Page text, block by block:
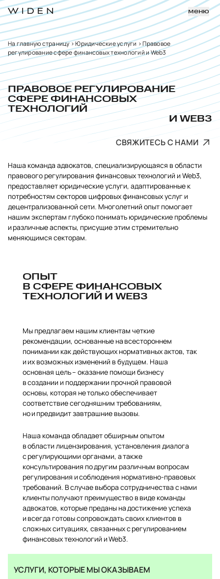
меню
На главную страницу>Юридические услуги >Правовое
регулирование сфере финансовых технологий и Web3
ПРАВОВОЕ РЕГУЛИРОВАНИЕ
СФЕРЕ ФИНАНСОВЫХ
ТЕХНОЛОГИЙ
И WEB3
СВЯЖИТЕСЬ С НАМИ
Наша команда адвокатов, специализирующаяся в области
правового регулирования финансовых технологий и Web3,
предоставляет юридические услуги, адаптированные к
потребностям секторов цифровых финансовых услуг и
децентрализованной сети. Многолетний опыт помогает
нашим экспертам глубоко понимать юридические проблемы
и различные аспекты, присущие этим стремительно
меняющимся секторам.
ОПЫТ
В СФЕРЕ ФИНАНСОВЫХ
ТЕХНОЛОГИЙ И WEB3
Мы предлагаем нашим клиентам четкие
рекомендации, основанные на всестороннем
понимании как действующих нормативных актов, так
и их возможных изменений в будущем. Наша
основная цель – оказание помощи бизнесу
в создании и поддержании прочной правовой
основы, которая не только обеспечивает
соответствие сегодняшним требованиям,
но и предвидит завтрашние вызовы.
Наша команда обладает обширным опытом
в области лицензирования, установления диалога
с регулирующими органами, а также
консультирования по другим различным вопросам
регулирования и соблюдения нормативно-правовых
требований. В случае выбора сотрудничества с нами
клиенты получают преимущество в виде команды
адвокатов, которые преданы на достижение успеха
и всегда готовы сопровождать своих клиентов в
сложных ситуациях, связанных с регулированием
финансовых технологий и Web3.
УСЛУГИ, КОТОРЫЕ МЫ ОКАЗЫВАЕМ